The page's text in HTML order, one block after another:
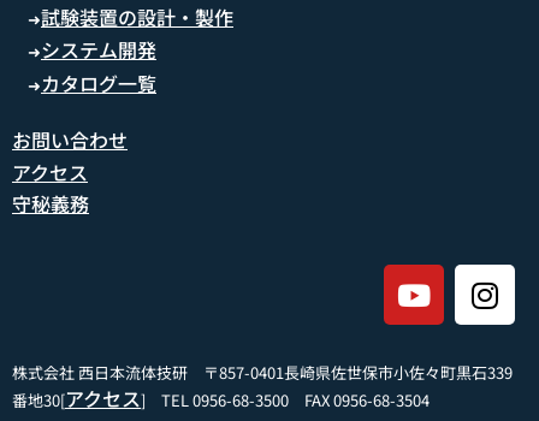
➜試験装置の設計・製作
➜システム開発
➜カタログ一覧
お問い合わせ
アクセス
守秘義務
株式会社 西日本流体技研 〒857-0401長崎県佐世保市小佐々町黒石339
番地30[アクセス] TEL 0956-68-3500 FAX 0956-68-3504